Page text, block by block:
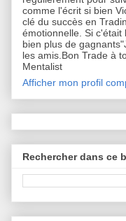
comme l'écrit si bien
clé du succès en
émotionnelle. Si c'était
bien plus de
les amis.Bon Trade à
Mentalist
Afficher mon profil
Rechercher dans ce